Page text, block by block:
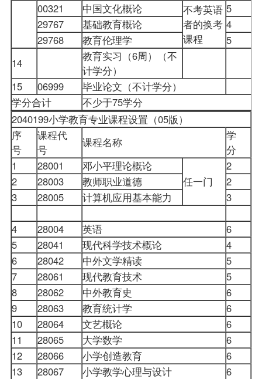
00321
中国文化概论
不考英语
者的换考
课程
5
29767
基础教育概论
4
29768
教育伦理学
5
14
教育实习（6周）（不
计学分）
15
06999 毕业论文（不计学分）
学分合计
不少于75学分
2040199小学教育专业课程设置（05版）
序
号
课程代
号
课程名称
学
分
1
28001
邓小平理论概论
任一门
2
2 28003 教师职业道德
2
3
28005 计算机应用基本能力
3
4
28004 英语 6
5
28041 现代科学技术概论 4
6
28042 中外文学精读 5
7
28061 现代教育技术 5
8
28062 中外教育史 6
9
28063 教育统计学 6
10
28064 文艺概论 6
11
28065 大学数学 6
12
28066 小学创造教育 6
13
28067 小学教学心理与设计 6